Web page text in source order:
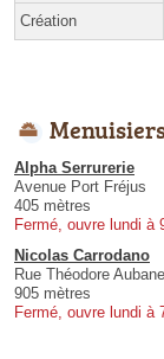
Création
Alpha Serrurerie
Avenue Port Fréjus
405 mètres
Fermé, ouvre lundi à
Nicolas Carrodano
Rue Théodore Aubanel
905 mètres
Fermé, ouvre lundi à